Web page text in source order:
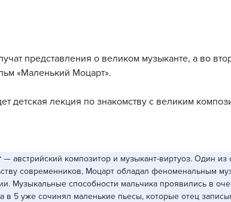
представления о великом музыканте, а во
«Маленький Моцарт».
детская лекция по знакомству с великим
— австрийский композитор и музыкант-виртуоз. Один
современников, Моцарт обладал феноменальным
Музыкальные способности мальчика проявились в
в 5 уже сочинял маленькие пьесы, которые отец